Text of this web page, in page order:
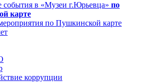
события в «Музеи г.Юрьевца» по
карте
по Пушкинской карте
коррупции